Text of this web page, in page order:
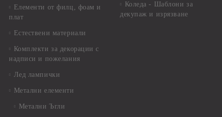
Елементи от филц, фоам и
плат
Естествени материали
Комплекти за декорации с
надписи и пожелания
Лед лампички
Метални елементи
Метални Ъгли
Коледа - Шаблони за
декупаж и изрязване